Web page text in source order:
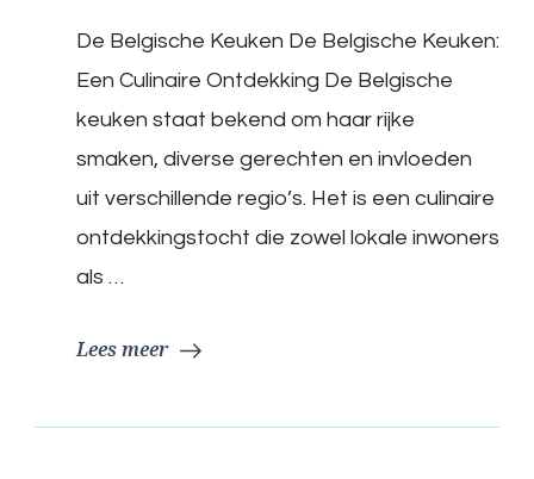
Culinaire
Schatten
van
de
Keuken
De Belgische Keuken De Belgische Keuken:
Een Culinaire Ontdekking De Belgische
keuken staat bekend om haar rijke
smaken, diverse gerechten en invloeden
uit verschillende regio’s. Het is een culinaire
ontdekkingstocht die zowel lokale inwoners
als …
Lees meer